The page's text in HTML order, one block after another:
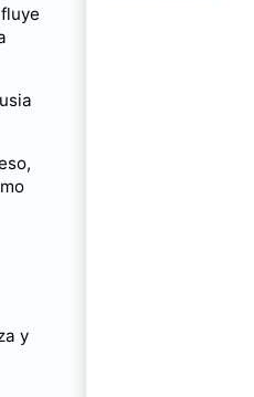
y